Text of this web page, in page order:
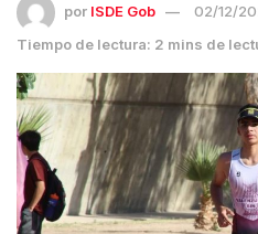
por ISDE Gob
02/12/
Tiempo de lectura: 2 mins de